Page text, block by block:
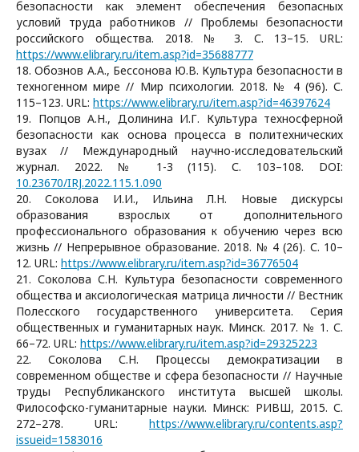
безопасности как элемент обеспечения безопасных
условий труда работников // Проблемы безопасности
российского общества. 2018. № 3. С. 13–15. URL:
https://www.elibrary.ru/item.asp?id=35688777
18. Обознов А.А., Бессонова Ю.В. Культура безопасности в
техногенном мире // Мир психологии. 2018. № 4 (96). С.
115–123. URL: https://www.elibrary.ru/item.asp?id=46397624
19. Попцов А.Н., Долинина И.Г. Культура техносферной
безопасности как основа процесса в политехнических
вузах // Международный научно-исследовательский
журнал. 2022. № 1-3 (115). С. 103–108. DOI:
10.23670/IRJ.2022.115.1.090
20. Соколова И.И., Ильина Л.Н. Новые дискурсы
образования взрослых от дополнительного
профессионального образования к обучению через всю
жизнь // Непрерывное образование. 2018. № 4 (26). С. 10–
12. URL: https://www.elibrary.ru/item.asp?id=36776504
21. Соколова С.Н. Культура безопасности современного
общества и аксиологическая матрица личности // Вестник
Полесского государственного университета. Серия
общественных и гуманитарных наук. Минск. 2017. № 1. С.
66–72. URL: https://www.elibrary.ru/item.asp?id=29325223
22. Соколова С.Н. Процессы демократизации в
современном обществе и сфера безопасности // Научные
труды Республиканского института высшей школы.
Философско-гуманитарные науки. Минск: РИВШ, 2015. С.
272–278. URL: https://www.elibrary.ru/contents.asp?
issueid=1583016